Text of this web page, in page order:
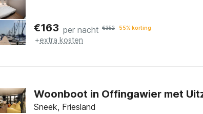
€163 per nacht €352 55% korting
+extra kosten
Woonboot in Offingawier met
Sneek, Friesland